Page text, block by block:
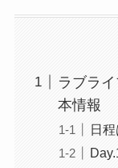
ラブラ
本情報
日